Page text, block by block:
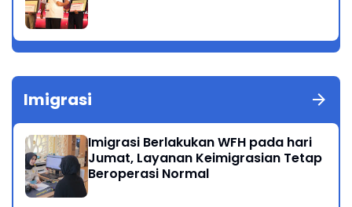
Imigrasi
Imigrasi Berlakukan WFH pada hari
Jumat, Layanan Keimigrasian Tetap
Beroperasi Normal